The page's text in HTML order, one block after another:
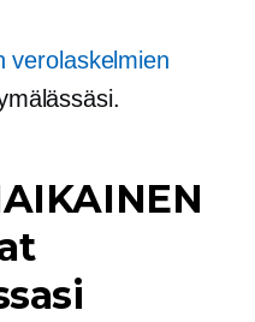
verolaskelmien